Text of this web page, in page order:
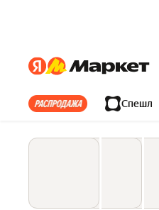
ЯндексЯндекс
Все хиты Спешл
Дом Ремонт Детям